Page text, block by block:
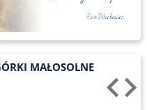
MAŁOSOLNE